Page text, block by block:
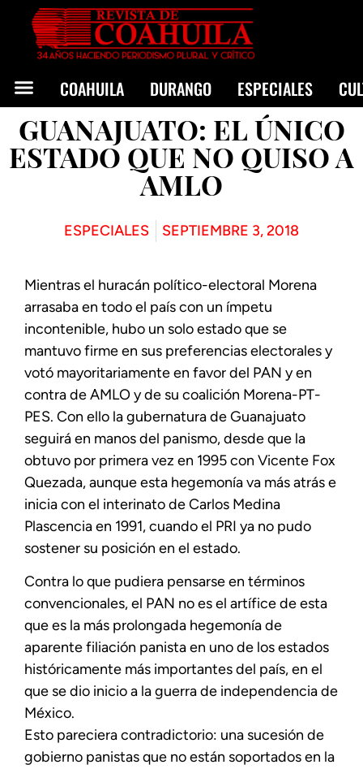
COAHUILA DURANGO ESPECIALES
GUANAJUATO: EL ÚNICO
ESTADO QUE NO QUISO A
AMLO
ESPECIALES SEPTIEMBRE 3, 2018
Mientras el huracán político-electoral Morena
arrasaba en todo el país con un ímpetu
incontenible, hubo un solo estado que se
mantuvo firme en sus preferencias electorales y
votó mayoritariamente en favor del PAN y en
contra de AMLO y de su coalición Morena-PT-
PES. Con ello la gubernatura de Guanajuato
seguirá en manos del panismo, desde que la
obtuvo por primera vez en 1995 con Vicente Fox
Quezada, aunque esta hegemonía va más atrás e
inicia con el interinato de Carlos Medina
Plascencia en 1991, cuando el PRI ya no pudo
sostener su posición en el estado.
Contra lo que pudiera pensarse en términos
convencionales, el PAN no es el artífice de esta
que es la más prolongada hegemonía de
aparente filiación panista en uno de los estados
históricamente más importantes del país, en el
que se dio inicio a la guerra de independencia de
México.
Esto pareciera contradictorio: una sucesión de
gobierno panistas que no están soportados en la